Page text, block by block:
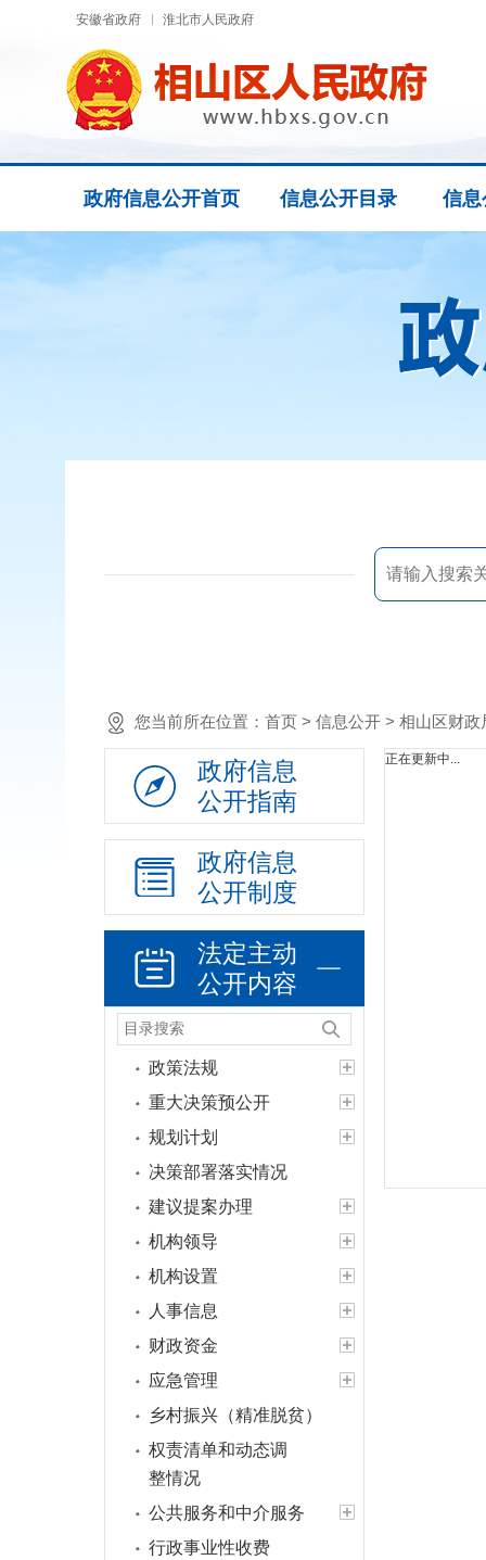
安徽省政府 淮北市人民政府
政府信息公开首页 信息公开目录 信息
您当前所在位置： 首页 > 信息公开 > 相山区财
政府信息
公开指南
政府信息
公开制度
法定主动
公开内容
政策法规
重大决策预公开
规划计划
决策部署落实情况
建议提案办理
机构领导
机构设置
人事信息
财政资金
应急管理
乡村振兴（精准脱贫）
权责清单和动态调
整情况
公共服务和中介服务
行政事业性收费
正在更新中...